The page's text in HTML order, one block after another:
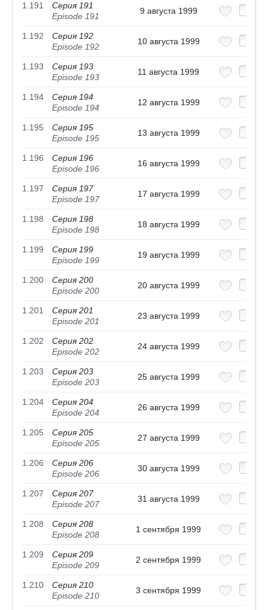
1.191
Серия 191
Episode 191
9 августа 1999
1.192
Серия 192
Episode 192
10 августа 1999
1.193
Серия 193
Episode 193
11 августа 1999
1.194
Серия 194
Episode 194
12 августа 1999
1.195
Серия 195
Episode 195
13 августа 1999
1.196
Серия 196
Episode 196
16 августа 1999
1.197
Серия 197
Episode 197
17 августа 1999
1.198
Серия 198
Episode 198
18 августа 1999
1.199
Серия 199
Episode 199
19 августа 1999
1.200
Серия 200
Episode 200
20 августа 1999
1.201
Серия 201
Episode 201
23 августа 1999
1.202
Серия 202
Episode 202
24 августа 1999
1.203
Серия 203
Episode 203
25 августа 1999
1.204
Серия 204
Episode 204
26 августа 1999
1.205
Серия 205
Episode 205
27 августа 1999
1.206
Серия 206
Episode 206
30 августа 1999
1.207
Серия 207
Episode 207
31 августа 1999
1.208
Серия 208
Episode 208
1 сентября 1999
1.209
Серия 209
Episode 209
2 сентября 1999
1.210
Серия 210
Episode 210
3 сентября 1999